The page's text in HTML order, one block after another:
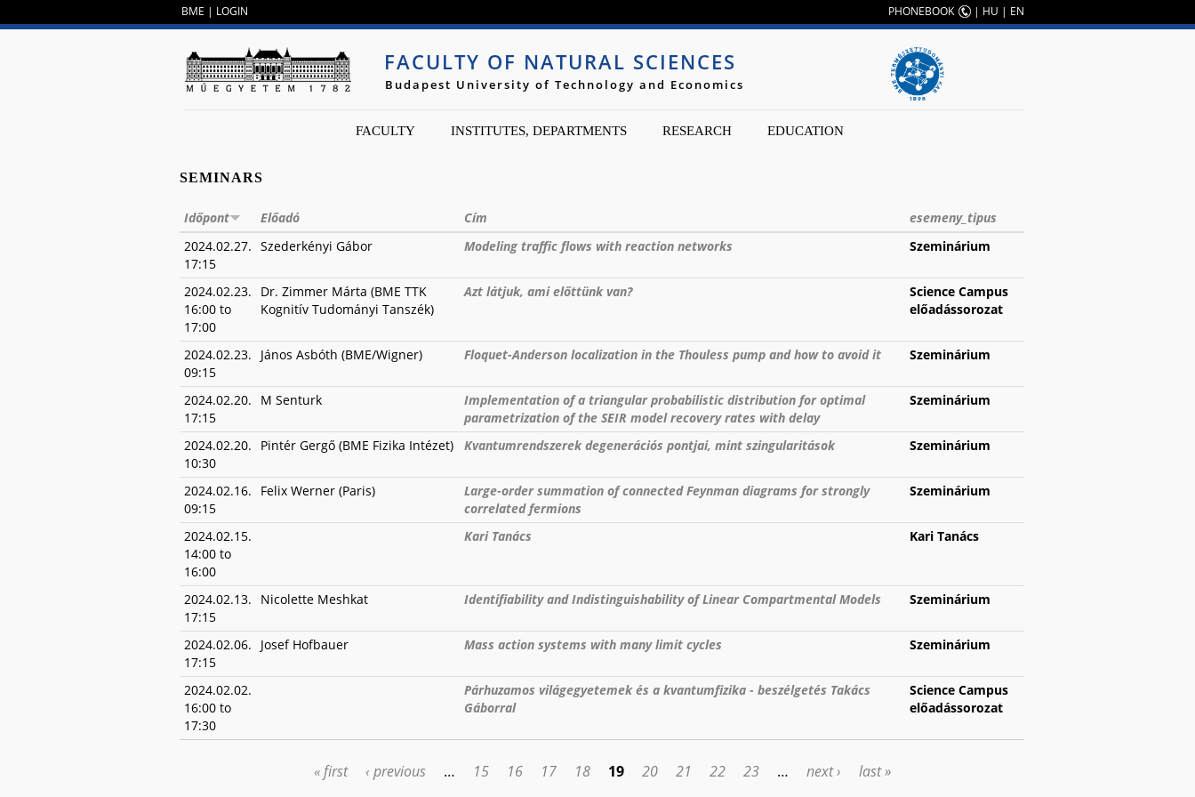
BME | LOGIN PHONEBOOK | HU | EN
FACULTY OF NATURAL SCIENCES
Budapest University of Technology and Economics
FACULTY INSTITUTES, DEPARTMENTS RESEARCH EDUCATION
SEMINARS
Időpont Előadó Cím
esemeny_tipus
2024.02.27.
17:15
Szederkényi Gábor Modeling traffic flows with reaction networks Szeminárium
2024.02.23.
16:00 to
17:00
Dr. Zimmer Márta (BME TTK
Kognitív Tudományi Tanszék)
Azt látjuk, ami előttünk van?
Science Campus
előadássorozat
2024.02.23.
09:15
János Asbóth (BME/Wigner) Floquet-Anderson localization in the Thouless pump and how to avoid it Szeminárium
2024.02.20.
17:15
M Senturk
Implementation of a triangular probabilistic distribution for optimal
parametrization of the SEIR model recovery rates with delay
Szeminárium
2024.02.20.
10:30
Pintér Gergő (BME Fizika Intézet) Kvantumrendszerek degenerációs pontjai, mint szingularitások Szeminárium
2024.02.16.
09:15
Felix Werner (Paris)
Large-order summation of connected Feynman diagrams for strongly
correlated fermions
Szeminárium
2024.02.15.
14:00 to
16:00
Kari Tanács Kari Tanács
2024.02.13.
17:15
Nicolette Meshkat Identifiability and Indistinguishability of Linear Compartmental Models Szeminárium
2024.02.06.
17:15
Josef Hofbauer Mass action systems with many limit cycles Szeminárium
2024.02.02.
16:00 to
17:30
Párhuzamos világegyetemek és a kvantumfizika - beszélgetés Takács
Gáborral
Science Campus
előadássorozat
« first ‹ previous … 15 16 17 18 19 20 21 22 23 … next › last »